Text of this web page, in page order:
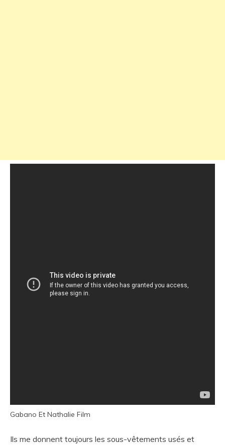
Gabano Et Nathalie Film
Ils me donnent toujours les sous-vêtements usés et